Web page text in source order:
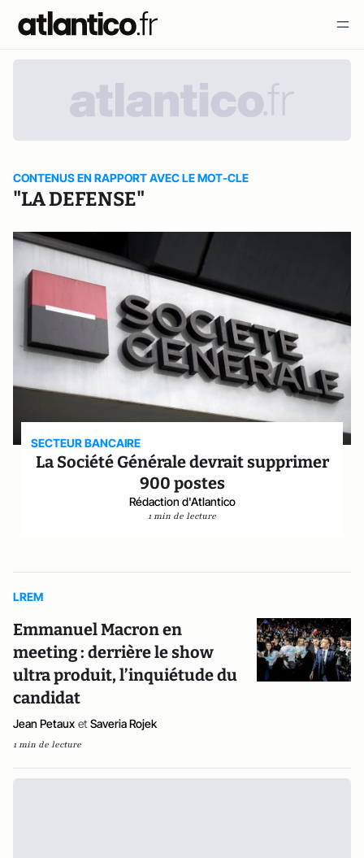
CONTENUS EN RAPPORT AVEC LE MOT-CLE
"LA DEFENSE"
SECTEUR BANCAIRE
La Société Générale devrait supprimer
900 postes
Rédaction d'Atlantico
1 min de lecture
LREM
Emmanuel Macron en
meeting : derrière le show
ultra produit, l’inquiétude du
candidat
Jean Petaux et Saveria Rojek
1 min de lecture